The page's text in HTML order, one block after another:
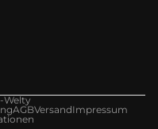
Welty
AGBVersandImpressum